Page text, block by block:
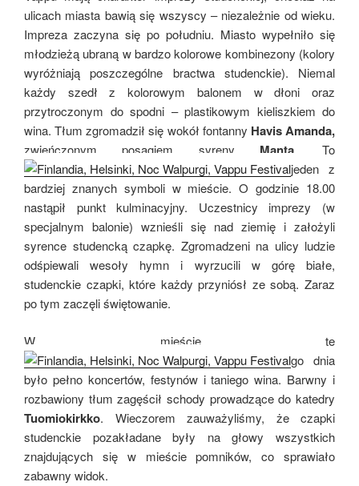
ulicach miasta bawią się wszyscy – niezależnie od wieku.
Impreza zaczyna się po południu. Miasto wypełniło się
młodzieżą ubraną w bardzo kolorowe kombinezony (kolory
wyróżniają poszczególne bractwa studenckie). Niemal
każdy szedł z kolorowym balonem w dłoni oraz
przytroczonym do spodni – plastikowym kieliszkiem do
wina. Tłum zgromadził się wokół fontanny Havis Amanda,
zwieńczonym posągiem syreny Manta. To
jeden z
bardziej znanych symboli w mieście. O godzinie 18.00
nastąpił punkt kulminacyjny. Uczestnicy imprezy (w
specjalnym balonie) wznieśli się nad ziemię i założyli
syrence studencką czapkę. Zgromadzeni na ulicy ludzie
odśpiewali wesoły hymn i wyrzucili w górę białe,
studenckie czapki, które każdy przyniósł ze sobą. Zaraz
po tym zaczęli świętowanie.
W mieście te
go dnia
było pełno koncertów, festynów i taniego wina. Barwny i
rozbawiony tłum zagęścił schody prowadzące do katedry
Tuomiokirkko. Wieczorem zauważyliśmy, że czapki
studenckie pozakładane były na głowy wszystkich
znajdujących się w mieście pomników, co sprawiało
zabawny widok.